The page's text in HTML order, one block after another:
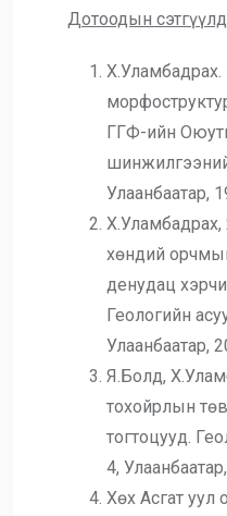
Дотоодын сэтгүүлд
ГГФ-ийн
Улаанбаатар,
хөндий
денудац
Геологийн
Улаанбаатар,
Я.Болд,
тохойрлын
тогтоцууд.
4,
Хөх Асгат уул